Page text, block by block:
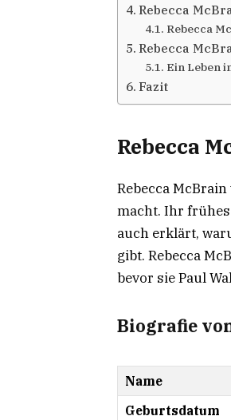
Rebecca
Rebecca
Rebecca
Ein Leben
Fazit
Rebecca
Rebecca
macht. Ihr frühes
auch erklärt,
gibt. Rebecca
bevor sie Paul
Biografie
Name
Geburtsdatum